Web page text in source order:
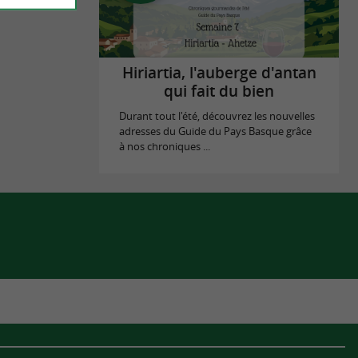
Hiriartia, l'auberge d'antan
qui fait du bien
Durant tout l'été, découvrez les nouvelles
adresses du Guide du Pays Basque grâce
à nos chroniques ...